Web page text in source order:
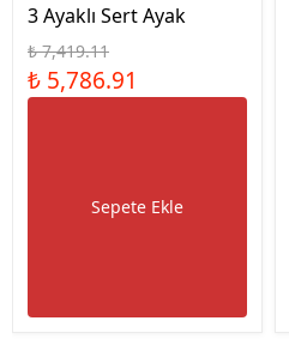
3 Ayaklı Sert Ayak
₺ 7,419.11
₺ 5,786.91
Sepete Ekle